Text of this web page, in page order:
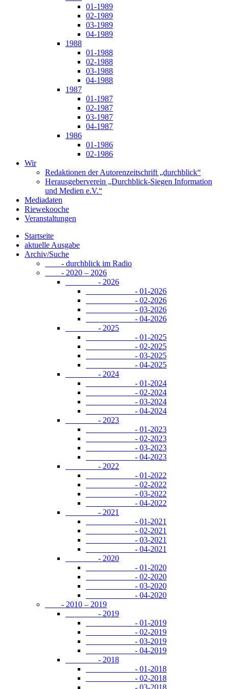
01-1989
02-1989
03-1989
04-1989
1988
01-1988
02-1988
03-1988
04-1988
1987
01-1987
02-1987
03-1987
04-1987
1986
01-1986
02-1986
Wir
Redaktionen der Autorenzeitschrift „durchblick“
Herausgeberverein „Durchblick-Siegen Information
und Medien e.V.“
Mediadaten
Riewekooche
Veranstaltungen
Startseite
aktuelle Ausgabe
Archiv/Suche
- durchblick im Radio
- 2020 – 2026
- 2026
- 01-2026
- 02-2026
- 03-2026
- 04-2026
- 2025
- 01-2025
- 02-2025
- 03-2025
- 04-2025
- 2024
- 01-2024
- 02-2024
- 03-2024
- 04-2024
- 2023
- 01-2023
- 02-2023
- 03-2023
- 04-2023
- 2022
- 01-2022
- 02-2022
- 03-2022
- 04-2022
- 2021
- 01-2021
- 02-2021
- 03-2021
- 04-2021
- 2020
- 01-2020
- 02-2020
- 03-2020
- 04-2020
- 2010 – 2019
- 2019
- 01-2019
- 02-2019
- 03-2019
- 04-2019
- 2018
- 01-2018
- 02-2018
- 03-2018